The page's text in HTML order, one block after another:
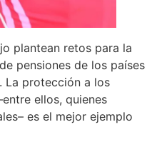
plantean retos para la
pensiones de los países
La protección a los
ellos, quienes
es el mejor ejemplo